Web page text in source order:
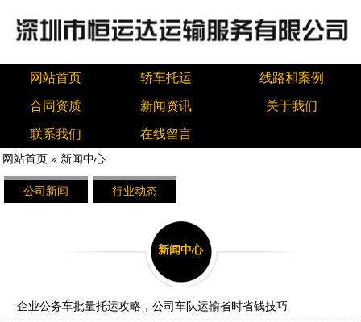
网站首页 轿车托运 线路和案例
合同资质 新闻资讯 关于我们
联系我们 在线留言
网站首页 » 新闻中心
公司新闻 行业动态
新闻中心
企业公务车批量托运攻略，公司车队运输省时省钱技巧